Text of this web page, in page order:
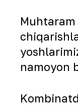
namoyon